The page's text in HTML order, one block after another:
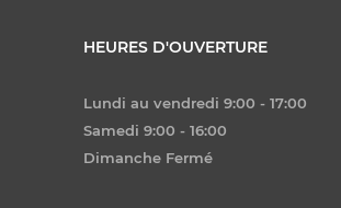
HEURES D'OUVERTURE
Lundi au vendredi 9:00 - 17:00
Samedi 9:00 - 16:00
Dimanche Fermé